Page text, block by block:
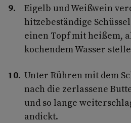
Eigelb und Weißwein
hitzebeständige
einen Topf mit heißem,
kochendem Wasser
Unter Rühren mit dem
nach die zerlassene
und so lange
andickt.